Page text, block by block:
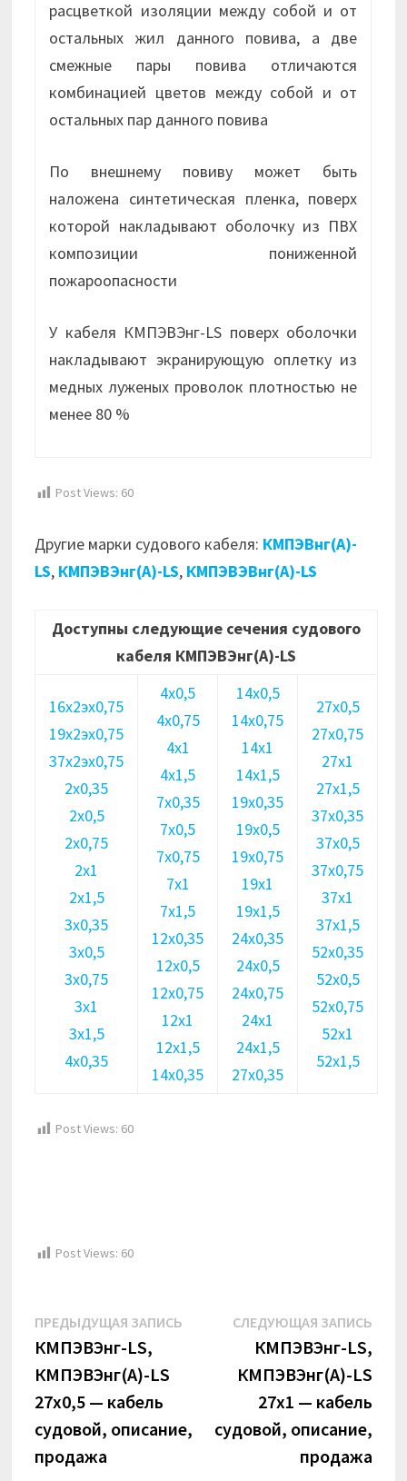
расцветкой изоляции между собой и от
остальных жил данного повива, а две
смежные пары повива отличаются
комбинацией цветов между собой и от
остальных пар данного повива
По внешнему повиву может быть
наложена синтетическая пленка, поверх
которой накладывают оболочку из ПВХ
композиции пониженной
пожароопасности
У кабеля КМПЭВЭнг-LS поверх оболочки
накладывают экранирующую оплетку из
медных луженых проволок плотностью не
менее 80 %
Post Views: 60
Другие марки судового кабеля: КМПЭВнг(А)-
LS, КМПЭВЭнг(А)-LS, КМПЭВЭВнг(А)-LS
Доступны следующие сечения судового
кабеля КМПЭВЭнг(А)-LS
16х2эх0,75
19х2эх0,75
37х2эх0,75
2х0,35
2х0,5
2х0,75
2х1
2х1,5
3х0,35
3х0,5
3х0,75
3х1
3х1,5
4х0,35
4х0,5
4х0,75
4х1
4х1,5
7х0,35
7х0,5
7х0,75
7х1
7х1,5
12х0,35
12х0,5
12х0,75
12х1
12х1,5
14х0,35
14х0,5
14х0,75
14х1
14х1,5
19х0,35
19х0,5
19х0,75
19х1
19х1,5
24х0,35
24х0,5
24х0,75
24х1
24х1,5
27х0,35
27х0,5
27х0,75
27х1
27х1,5
37х0,35
37х0,5
37х0,75
37х1
37х1,5
52х0,35
52х0,5
52х0,75
52х1
52х1,5
Post Views: 60
Post Views: 60
Навигация
по
записям
ПРЕДЫДУЩАЯ ЗАПИСЬ Предыдущая
КМПЭВЭнг-LS,
КМПЭВЭнг(А)-LS
27х0,5 — кабель
судовой, описание,
продажа
СЛЕДУЮЩАЯ ЗАПИСЬ
КМПЭВЭнг-LS,
КМПЭВЭнг(А)-LS
27х1 — кабель
судовой, описание,
продажа